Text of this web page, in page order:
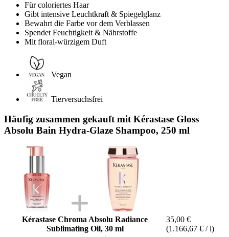
Für coloriertes Haar
Gibt intensive Leuchtkraft & Spiegelglanz
Bewahrt die Farbe vor dem Verblassen
Spendet Feuchtigkeit & Nährstoffe
Mit floral-würzigem Duft
Vegan
Tierversuchsfrei
Häufig zusammen gekauft mit Kérastase Gloss
Absolu Bain Hydra-Glaze Shampoo, 250 ml
Kérastase Chroma Absolu Radiance
Sublimating Oil, 30 ml
35,00 €
(1.166,67 € / l)